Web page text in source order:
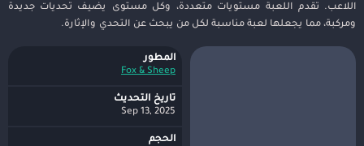
اللاعب. تقدم اللعبة مستويات متعددة، وكل مستوى يضيف تحديات جديدة
ومركبة، مما يجعلها لعبة مناسبة لكل من يبحث عن التحدي والإثارة.
المطور
Fox & Sheep
تاريخ التحديث
Sep 13, 2025
الحجم